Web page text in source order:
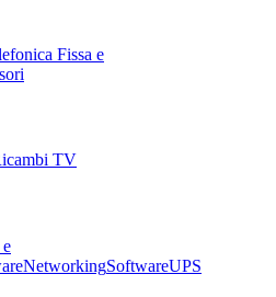
Fissa e
TV
NetworkingSoftwareUPS